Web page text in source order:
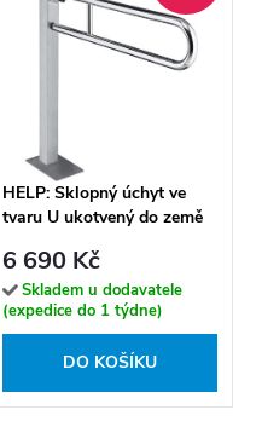
HELP: Sklopný úchyt ve
tvaru U ukotvený do země
krytky - 301107321
6 690 Kč
Skladem u dodavatele
(expedice do 1 týdne)
DO KOŠÍKU